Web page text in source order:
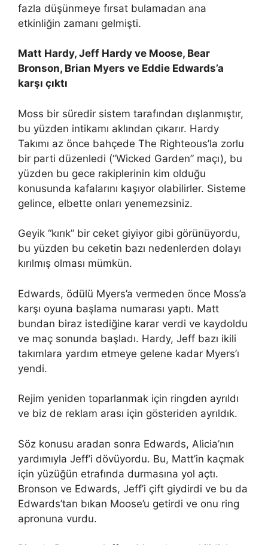
fazla düşünmeye fırsat bulamadan ana
etkinliğin zamanı gelmişti.
Matt Hardy, Jeff Hardy ve Moose, Bear
Bronson, Brian Myers ve Eddie Edwards’a
karşı çıktı
Moss bir süredir sistem tarafından dışlanmıştır,
bu yüzden intikamı aklından çıkarır. Hardy
Takımı az önce bahçede The Righteous’la zorlu
bir parti düzenledi (“Wicked Garden” maçı), bu
yüzden bu gece rakiplerinin kim olduğu
konusunda kafalarını kaşıyor olabilirler. Sisteme
gelince, elbette onları yenemezsiniz.
Geyik “kırık” bir ceket giyiyor gibi görünüyordu,
bu yüzden bu ceketin bazı nedenlerden dolayı
kırılmış olması mümkün.
Edwards, ödülü Myers’a vermeden önce Moss’a
karşı oyuna başlama numarası yaptı. Matt
bundan biraz istediğine karar verdi ve kaydoldu
ve maç sonunda başladı. Hardy, Jeff bazı ikili
takımlara yardım etmeye gelene kadar Myers’ı
yendi.
Rejim yeniden toparlanmak için ringden ayrıldı
ve biz de reklam arası için gösteriden ayrıldık.
Söz konusu aradan sonra Edwards, Alicia’nın
yardımıyla Jeff’i dövüyordu. Bu, Matt’in kaçmak
için yüzüğün etrafında durmasına yol açtı.
Bronson ve Edwards, Jeff’i çift giydirdi ve bu da
Edwards’tan bıkan Moose’u getirdi ve onu ring
apronuna vurdu.